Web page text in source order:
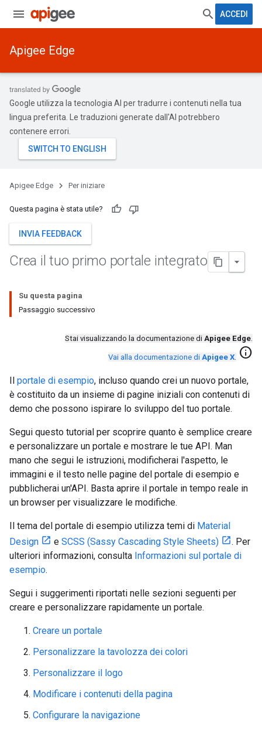
ACCEDI
Apigee Edge
Google utilizza la tecnologia AI per tradurre i contenuti nella tua
lingua preferita. Le traduzioni generate dall'AI potrebbero
contenere errori.
Apigee Edge Per iniziare
Questa pagina è stata utile?
INVIA FEEDBACK
Crea il tuo primo portale integrato
Su questa pagina
Passaggio successivo
Stai visualizzando la documentazione di Apigee Edge.
Vai alla documentazione di Apigee X. info
Il portale di esempio, incluso quando crei un nuovo portale,
è costituito da un insieme di pagine iniziali con contenuti di
demo che possono ispirare lo sviluppo del tuo portale.
Segui questo tutorial per scoprire quanto è semplice creare
e personalizzare un portale e mostrare le tue API. Man
mano che segui le istruzioni, modificherai l'aspetto, le
immagini e il testo nelle pagine del portale di esempio e
pubblicherai un'API. Basta aprire il portale in tempo reale in
un browser per visualizzare le modifiche.
Il tema del portale di esempio utilizza temi di Material
Design
e SCSS (Sassy Cascading Style Sheets)
. Per
ulteriori informazioni, consulta Informazioni sul portale di
esempio.
Segui i suggerimenti riportati nelle sezioni seguenti per
creare e personalizzare rapidamente un portale.
Creare un portale
Personalizzare la tavolozza dei colori
Personalizzare il logo
Modificare i contenuti della pagina
Configurare la navigazione